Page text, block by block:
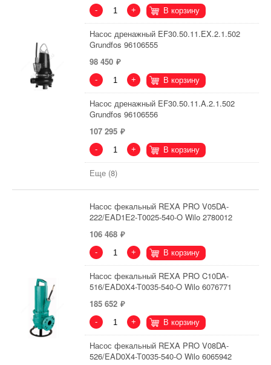
- + В корзину
Насос дренажный EF30.50.11.EX.2.1.502
Grundfos 96106555
98 450
- + В корзину
Насос дренажный EF30.50.11.A.2.1.502
Grundfos 96106556
107 295
- + В корзину
Еще (8)
Насос фекальный REXA PRO V05DA-
222/EAD1Е2-T0025-540-O Wilo 2780012
106 468
- + В корзину
Насос фекальный REXA PRO C10DA-
516/EAD0X4-T0035-540-O Wilo 6076771
185 652
- + В корзину
Насос фекальный REXA PRO V08DA-
526/EAD0X4-T0035-540-O Wilo 6065942